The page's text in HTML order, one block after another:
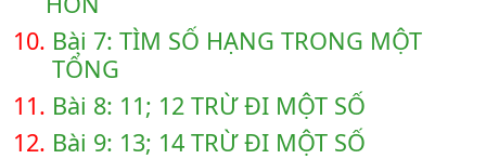
10. Bài 7: TÌM SỐ HẠNG TRONG MỘT
TỔNG
11. Bài 8: 11; 12 TRỪ ĐI MỘT SỐ
12. Bài 9: 13; 14 TRỪ ĐI MỘT SỐ